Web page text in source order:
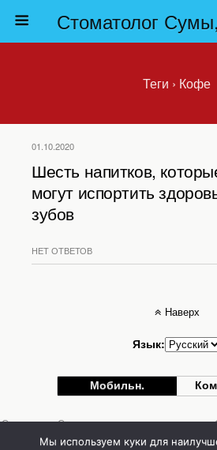
Теги › Кофе
01.10.2020
Шесть напитков,
могут испортить
зубов
НЕТ ОТВЕТОВ
Наверх
Язык:
Мобильн.
Стоматолог Сумы, стоматологические
Сумах. | Частная
Мы используем куки для